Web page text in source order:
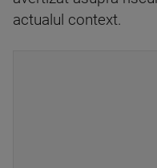
actualul context.